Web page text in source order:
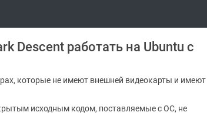
Descent работать на Ubuntu с
которые не имеют внешней видеокарты и имеют
исходным кодом, поставляемые с ОС, не